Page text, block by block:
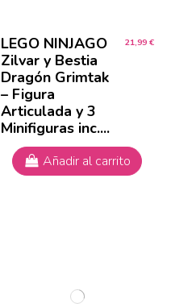
LEGO NINJAGO
Zilvar y Bestia
Dragón Grimtak
– Figura
Articulada y 3
Minifiguras inc....
21,99 €
Añadir al carrito